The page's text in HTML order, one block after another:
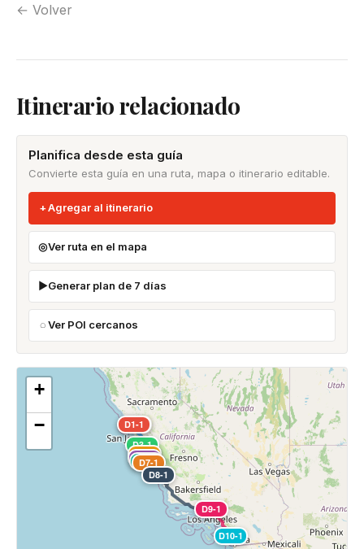
← Volver
Itinerario relacionado
Planifica desde esta guía
Convierte esta guía en una ruta, mapa o itinerario editable.
Agregar al itinerario
Ver ruta en el mapa
Generar plan de 7 días
Ver POI cercanos
D1-1
D2-1
D3-1
D4-1
D5-1
D6-1
D7-1
D8-1
D9-1
D10-1
+
−